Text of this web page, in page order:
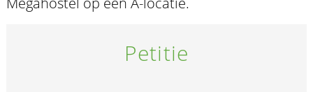
Petitie